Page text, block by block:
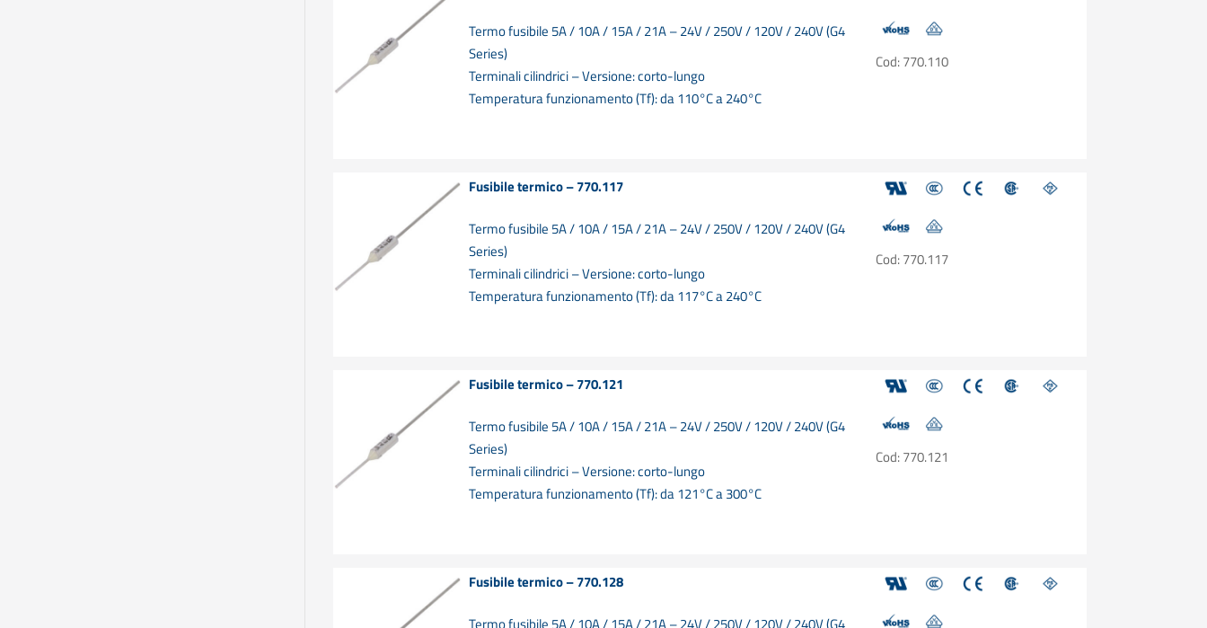
Termo fusibile 5A / 10A / 15A / 21A – 24V / 250V / 120V / 240V (G4
Series)
Terminali cilindrici – Versione: corto-lungo
Temperatura funzionamento (Tf): da 110°C a 240°C
Cod: 770.110
Fusibile termico – 770.117
Termo fusibile 5A / 10A / 15A / 21A – 24V / 250V / 120V / 240V (G4
Series)
Terminali cilindrici – Versione: corto-lungo
Temperatura funzionamento (Tf): da 117°C a 240°C
Cod: 770.117
Fusibile termico – 770.121
Termo fusibile 5A / 10A / 15A / 21A – 24V / 250V / 120V / 240V (G4
Series)
Terminali cilindrici – Versione: corto-lungo
Temperatura funzionamento (Tf): da 121°C a 300°C
Cod: 770.121
Fusibile termico – 770.128